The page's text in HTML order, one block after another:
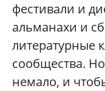
фестивали и
альманахи и
литературные
сообщества.
немало, и